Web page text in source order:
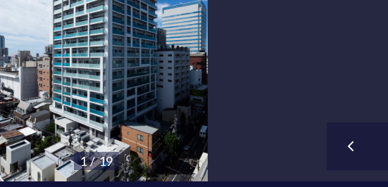
1 / 19